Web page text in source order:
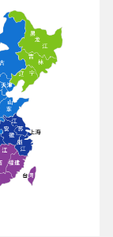
原料视频
联系我们